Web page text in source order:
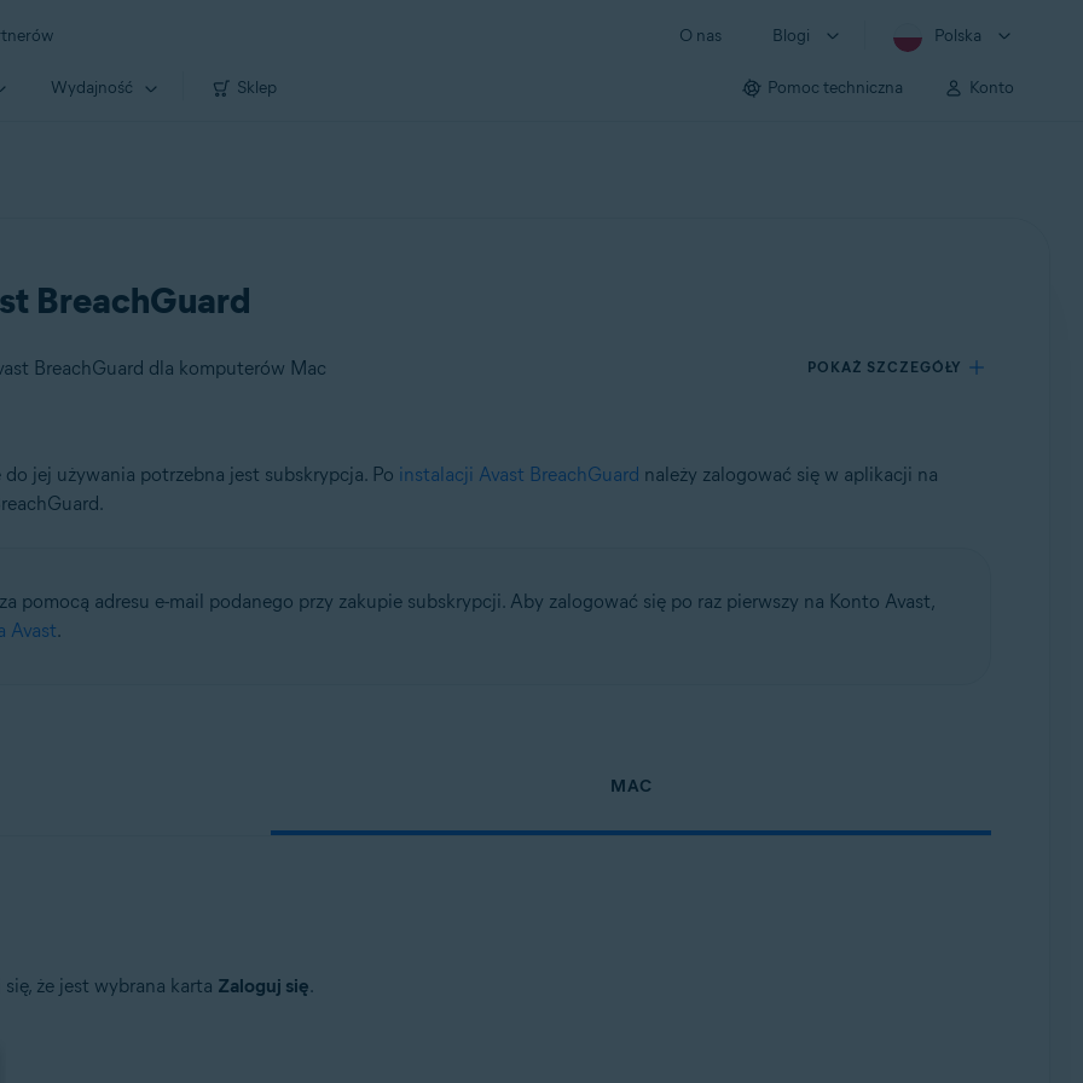
O nas Blogi Polska
Wydajność Sklep Pomoc techniczna Konto
BreachGuard
BreachGuard dla komputerów Mac POKAŻ SZCZEGÓŁY
/ Enterprise / Ultimate — dodatek Service Pack 1, wersja 32-/64-bitowa
jej używania potrzebna jest subskrypcja. Po instalacji Avast BreachGuard należy zalogować się w aplikacji na
pomocą adresu e-mail podanego przy zakupie subskrypcji. Aby zalogować się po raz pierwszy na Konto Avast,
Avast.
MAC
że jest wybrana karta Zaloguj się.